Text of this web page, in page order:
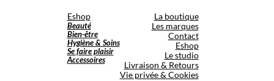
Eshop
Beauté
Bien-être
Hygiène & Soins
Se faire plaisir
Accessoires
La boutique
Les marques
Contact
Eshop
Le studio
Livraison & Retours
Vie privée & Cookies